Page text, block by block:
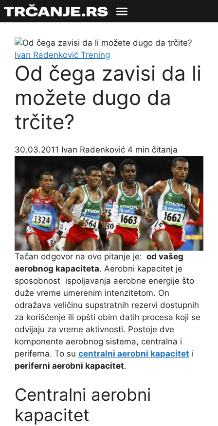
Ivan Radenković Trening
Od čega zavisi da li
možete dugo da
trčite?
30.03.2011 Ivan Radenković 4 min čitanja
Tačan odgovor na ovo pitanje je: od vašeg
aerobnog kapaciteta. Aerobni kapacitet je
sposobnost ispoljavanja aerobne energije što
duže vreme umerenim intenzitetom. On
odražava veličinu supstratnih rezervi dostupnih
za korišćenje ili opšti obim datih procesa koji se
odvijaju za vreme aktivnosti. Postoje dve
komponente aerobnog sistema, centralna i
periferna. To su centralni aerobni kapacitet i
periferni aerobni kapacitet.
Centralni aerobni
kapacitet